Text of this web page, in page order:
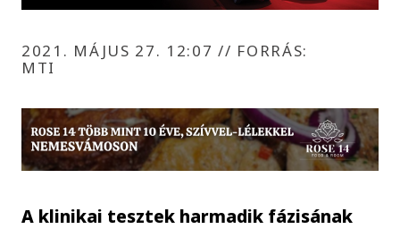
2021. MÁJUS 27. 12:07// FORRÁS:
MTI
A klinikai tesztek harmadik fázisának